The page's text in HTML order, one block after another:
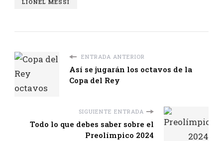
LIONEL MESSI
ENTRADA ANTERIOR
Así se jugarán los octavos de la
Copa del Rey
SIGUIENTE ENTRADA
Todo lo que debes saber sobre el
Preolímpico 2024